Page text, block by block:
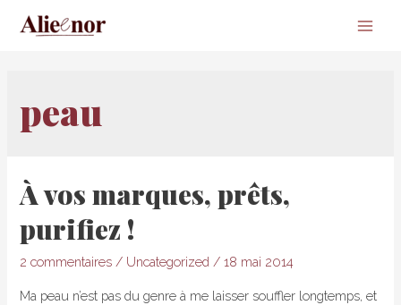
peau
À vos marques, prêts,
purifiez !
2 commentaires / Uncategorized /18 mai 2014
Ma peau n’est pas du genre à me laisser souffler longtemps, et